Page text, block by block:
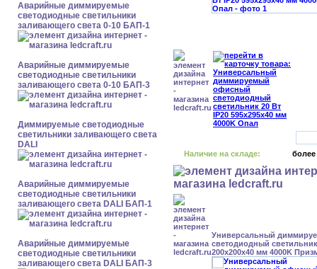
Аварийные диммируемые
светодиодные светильники
заливающего света 0-10 БАП-1
Аварийные диммируемые
светодиодные светильники
заливающего света 0-10 БАП-3
Диммируемые светодиодные
светильники заливающего света
DALI
Аварийные диммируемые
светодиодные светильники
заливающего света DALI БАП-1
Аварийные диммируемые
светодиодные светильники
заливающего света DALI БАП-3
Наличие на складе: более
Универсальный
светодиодный
200x200x40 мм 4000K